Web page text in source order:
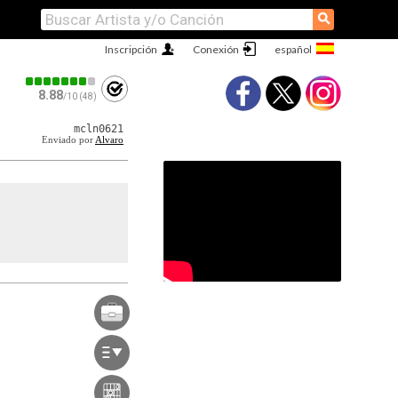
⚲
Conexión
Inscripción
8.88/10 (48)
mcln0621
Enviado por Alvaro